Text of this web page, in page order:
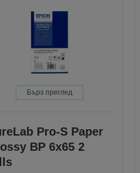
Бърз преглед
Pro-S Paper
BP 6x65 2